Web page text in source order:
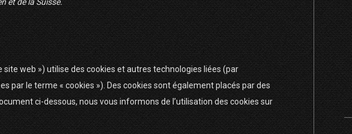
site web ») utilise des cookies et autres technologies liées (par
par le terme « cookies »). Des cookies sont également placés par des
ci-dessous, nous vous informons de l’utilisation des cookies sur